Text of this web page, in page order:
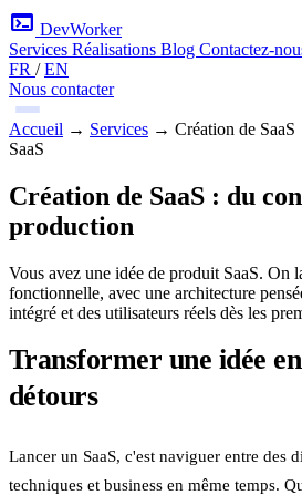
terminal DevWorker
Services Réalisations Blog Contactez-
FR / EN
Nous contacter
Accueil → Services → Création de SaaS
SaaS
Création de SaaS : du
production
Vous avez une idée de produit SaaS. On
fonctionnelle, avec une architecture
intégré et des utilisateurs réels dès les
Transformer une idée
détours
Lancer un SaaS, c'est naviguer entre des
techniques et business en même temps.